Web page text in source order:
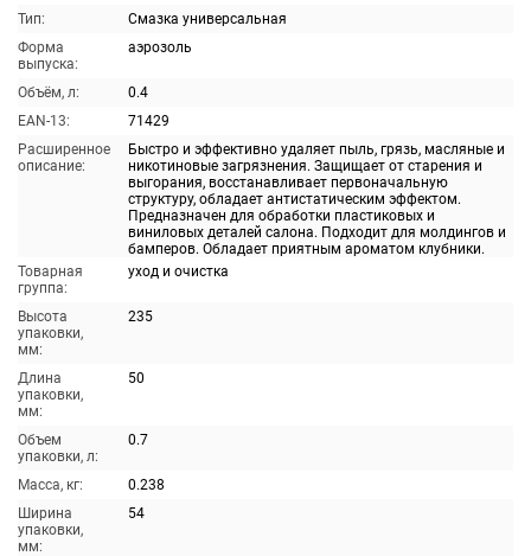
Тип:
Смазка универсальная
Форма
выпуска:
аэрозоль
Объём, л:
0.4
EAN-13:
71429
Расширенное
описание:
Быстро и эффективно удаляет пыль, грязь, масляные и
никотиновые загрязнения. Защищает от старения и
выгорания, восстанавливает первоначальную
структуру, обладает антистатическим эффектом.
Предназначен для обработки пластиковых и
виниловых деталей салона. Подходит для молдингов и
бамперов. Обладает приятным ароматом клубники.
Товарная
группа:
уход и очистка
Высота
упаковки,
мм:
235
Длина
упаковки,
мм:
50
Объем
упаковки, л:
0.7
Масса, кг:
0.238
Ширина
упаковки,
мм:
54